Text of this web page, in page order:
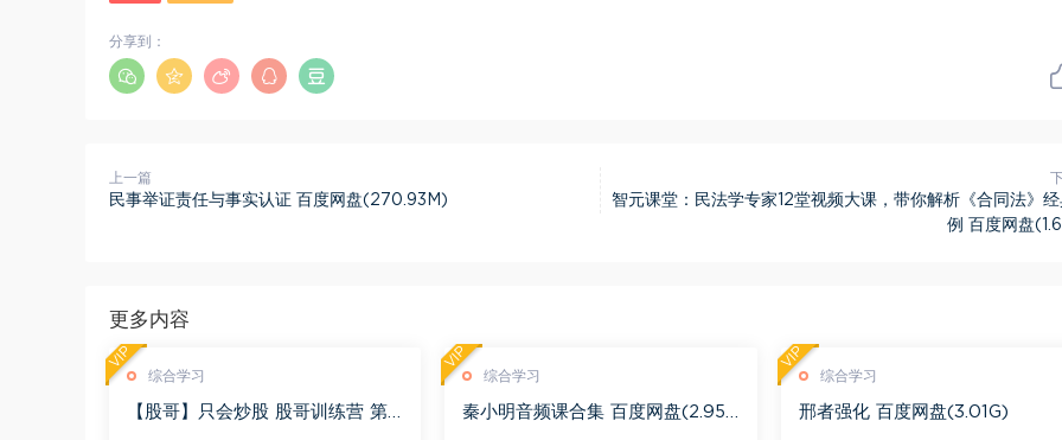
分享到：
上一篇
民事举证责任与事实认证 百度网盘(270.93M)
智元课堂：民法学专家12堂视频大课，带你解析《合同法》
例 百度网盘
更多内容
综合学习
【股哥】只会炒股 股哥训练营 第
VIP
综合学习
秦小明音频课合集 百度网盘(2.95
VIP
综合学习
邢者强化 百度网盘(3.01G)
VIP